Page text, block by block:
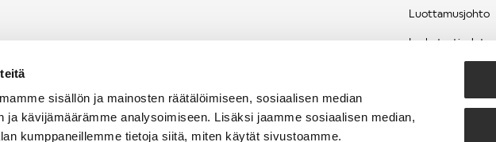
sisällön ja mainosten räätälöimiseen, sosiaalisen median
ja kävijämäärämme analysoimiseen. Lisäksi jaamme sosiaalisen median,
kumppaneillemme tietoja siitä, miten käytät sivustoamme.
Luottamusjohto
Laskutustiedot